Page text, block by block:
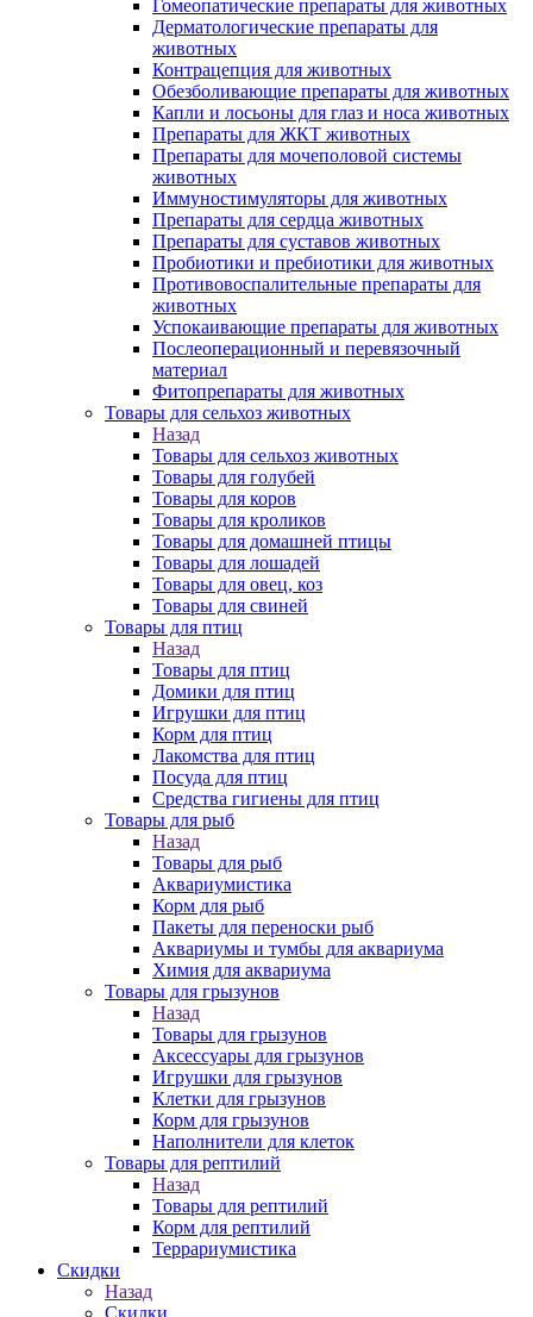
Гомеопатические препараты для животных
Дерматологические препараты для
животных
Контрацепция для животных
Обезболивающие препараты для животных
Капли и лосьоны для глаз и носа животных
Препараты для ЖКТ животных
Препараты для мочеполовой системы
животных
Иммуностимуляторы для животных
Препараты для сердца животных
Препараты для суставов животных
Пробиотики и пребиотики для животных
Противовоспалительные препараты для
животных
Успокаивающие препараты для животных
Послеоперационный и перевязочный
материал
Фитопрепараты для животных
Товары для сельхоз животных
Назад
Товары для сельхоз животных
Товары для голубей
Товары для коров
Товары для кроликов
Товары для домашней птицы
Товары для лошадей
Товары для овец, коз
Товары для свиней
Товары для птиц
Назад
Товары для птиц
Домики для птиц
Игрушки для птиц
Корм для птиц
Лакомства для птиц
Посуда для птиц
Средства гигиены для птиц
Товары для рыб
Назад
Товары для рыб
Аквариумистика
Корм для рыб
Пакеты для переноски рыб
Аквариумы и тумбы для аквариума
Химия для аквариума
Товары для грызунов
Назад
Товары для грызунов
Аксессуары для грызунов
Игрушки для грызунов
Клетки для грызунов
Корм для грызунов
Наполнители для клеток
Товары для рептилий
Назад
Товары для рептилий
Корм для рептилий
Террариумистика
Скидки
Назад
Скидки